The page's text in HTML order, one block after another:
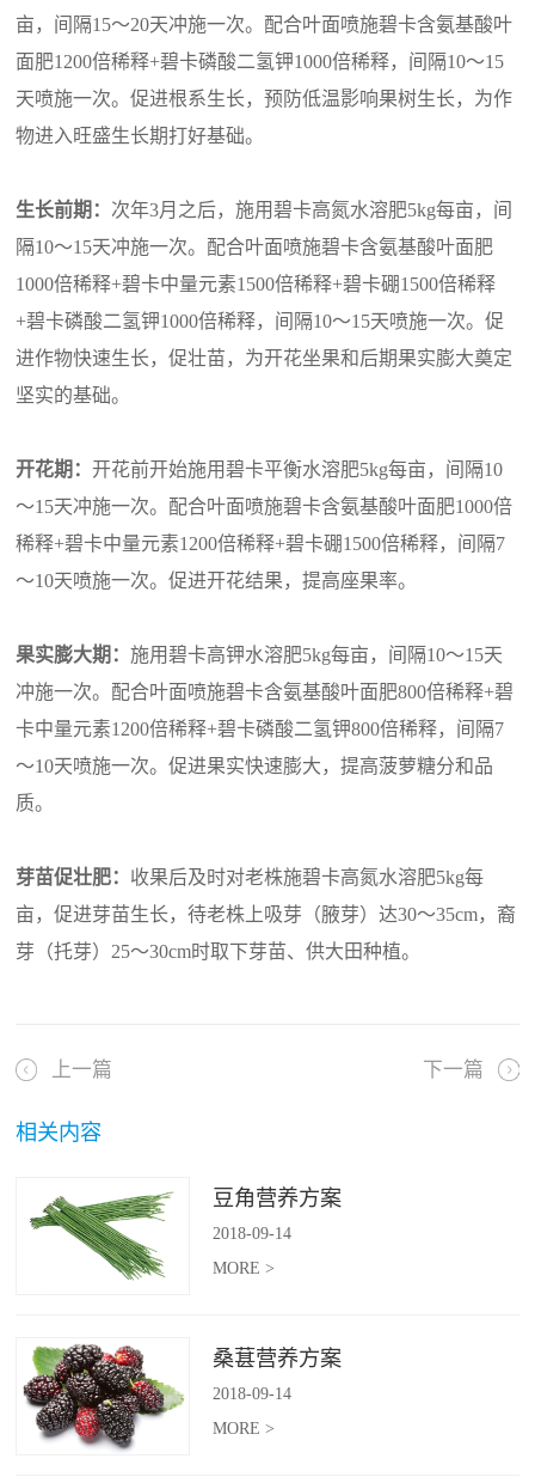
亩，间隔15～20天冲施一次。配合叶面喷施碧卡含氨基酸叶
面肥1200倍稀释+碧卡磷酸二氢钾1000倍稀释，间隔10～15
天喷施一次。促进根系生长，预防低温影响果树生长，为作
物进入旺盛生长期打好基础。
生长前期： 次年3月之后，施用碧卡高氮水溶肥5kg每亩，间
隔10～15天冲施一次。配合叶面喷施碧卡含氨基酸叶面肥
1000倍稀释+碧卡中量元素1500倍稀释+碧卡硼1500倍稀释
+碧卡磷酸二氢钾1000倍稀释，间隔10～15天喷施一次。促
进作物快速生长，促壮苗，为开花坐果和后期果实膨大奠定
坚实的基础。
开花期：开花前开始施用碧卡平衡水溶肥5kg每亩，间隔10
～15天冲施一次。配合叶面喷施碧卡含氨基酸叶面肥1000倍
稀释+碧卡中量元素1200倍稀释+碧卡硼1500倍稀释，间隔7
～10天喷施一次。促进开花结果，提高座果率。
果实膨大期：施用碧卡高钾水溶肥5kg每亩，间隔10～15天
冲施一次。配合叶面喷施碧卡含氨基酸叶面肥800倍稀释+碧
卡中量元素1200倍稀释+碧卡磷酸二氢钾800倍稀释，间隔7
～10天喷施一次。促进果实快速膨大，提高菠萝糖分和品
质。
芽苗促壮肥： 收果后及时对老株施碧卡高氮水溶肥5kg每
亩，促进芽苗生长，待老株上吸芽（腋芽）达30～35cm，裔
芽（托芽）25～30cm时取下芽苗、供大田种植。
上一篇 下一篇
相关内容
豆角营养方案
2018-09-14
MORE >
桑葚营养方案
2018-09-14
MORE >